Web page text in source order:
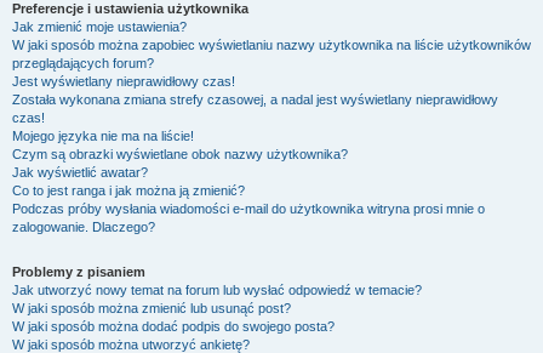
Preferencje i ustawienia użytkownika
Jak zmienić moje ustawienia?
W jaki sposób można zapobiec wyświetlaniu nazwy użytkownika na liście użytkowników
przeglądających forum?
Jest wyświetlany nieprawidłowy czas!
Została wykonana zmiana strefy czasowej, a nadal jest wyświetlany nieprawidłowy
czas!
Mojego języka nie ma na liście!
Czym są obrazki wyświetlane obok nazwy użytkownika?
Jak wyświetlić awatar?
Co to jest ranga i jak można ją zmienić?
Podczas próby wysłania wiadomości e-mail do użytkownika witryna prosi mnie o
zalogowanie. Dlaczego?
Problemy z pisaniem
Jak utworzyć nowy temat na forum lub wysłać odpowiedź w temacie?
W jaki sposób można zmienić lub usunąć post?
W jaki sposób można dodać podpis do swojego posta?
W jaki sposób można utworzyć ankietę?